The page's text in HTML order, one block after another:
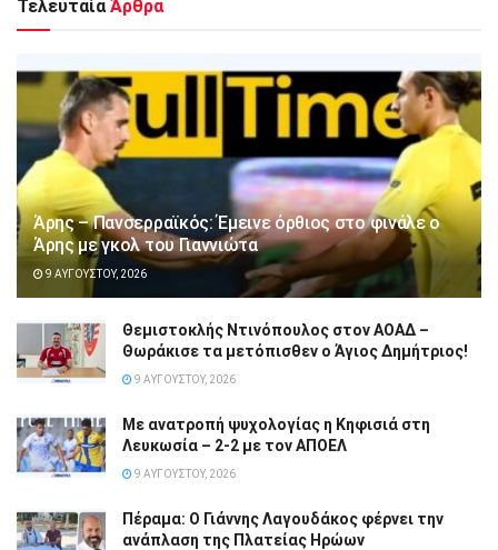
Τελευταία Άρθρα
Άρης – Πανσερραϊκός: Έμεινε όρθιος στο φινάλε ο
Άρης με γκολ του Γιαννιώτα
9 ΑΥΓΟΎΣΤΟΥ, 2026
Θεμιστοκλής Ντινόπουλος στον ΑΟΑΔ –
Θωράκισε τα μετόπισθεν ο Άγιος Δημήτριος!
9 ΑΥΓΟΎΣΤΟΥ, 2026
Με ανατροπή ψυχολογίας η Κηφισιά στη
Λευκωσία – 2-2 με τον ΑΠΟΕΛ
9 ΑΥΓΟΎΣΤΟΥ, 2026
Πέραμα: Ο Γιάννης Λαγουδάκος φέρνει την
ανάπλαση της Πλατείας Ηρώων